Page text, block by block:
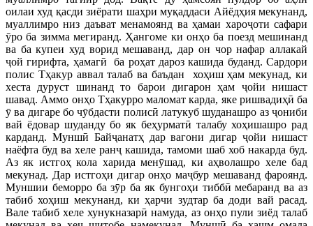
оилаи худ қасди зиёрати шаҳри муқаддаси Айёдҳия мекунанд,
муаллимро низ даъват менамоянд ва ҳамаи хароҷоти сафари
ӯро ба зимма мегиранд. Ҳангоме ки онҳо ба поезд мешинанд
ва ба купеи худ ворид мешаванд, дар он чор нафар аллакай
ҷой гирифта, ҳамагӣ ба роҳат дароз кашида буданд. Сардори
полис Тҳакур аввал талаб ва баъдан хоҳиш ҳам мекунад, ки
хеста дуруст шинанд то барои дигарон ҳам ҷойи нишаст
шавад. Аммо онҳо Тҳакурро маломат карда, яке ришвадиҳӣ ба
ӯ ва дигаре бо чӯбдасти полисӣ латукуб шуданашро аз ҷониби
вай ёдовар шуданду бо як беҳурматӣ талабу хоҳишашро рад
карданд. Муншӣ Байҷанатҳ дар вагони дигар ҷойи нишаст
наёфта буд ва хеле ранҷ кашида, тамоми шаб хоб накарда буд.
Аз як истгоҳ кола харида менӯшад, ки аҳволашро хеле бад
мекунад. Дар истгоҳи дигар онҳо маҷбур мешаванд фароянд.
Муншии беморро ба зӯр ба як бунгоҳи тиббӣ мебаранд ва аз
табиб хоҳиш мекунанд, ки ҳарчи зудтар ба доди вай расад.
Вале табиб хеле хунукназарӣ намуда, аз онҳо пули зиёд талаб